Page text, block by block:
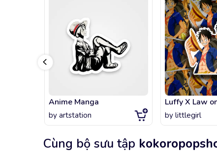
Anime Manga
by artstation
Luffy X Law
by littlegirl
Cùng bộ sưu tập